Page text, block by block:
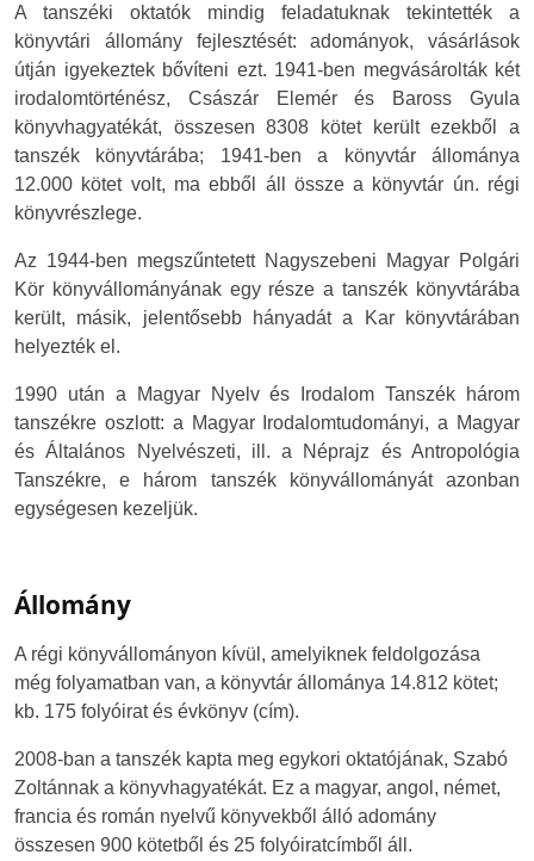
A tanszéki oktatók mindig feladatuknak tekintették a
könyvtári állomány fejlesztését: adományok, vásárlások
útján igyekeztek bővíteni ezt. 1941-ben megvásárolták két
irodalomtörténész, Császár Elemér és Baross Gyula
könyvhagyatékát, összesen 8308 kötet került ezekből a
tanszék könyvtárába; 1941-ben a könyvtár állománya
12.000 kötet volt, ma ebből áll össze a könyvtár ún. régi
könyvrészlege.
Az 1944-ben megszűntetett Nagyszebeni Magyar Polgári
Kör könyvállományának egy része a tanszék könyvtárába
került, másik, jelentősebb hányadát a Kar könyvtárában
helyezték el.
1990 után a Magyar Nyelv és Irodalom Tanszék három
tanszékre oszlott: a Magyar Irodalomtudományi, a Magyar
és Általános Nyelvészeti, ill. a Néprajz és Antropológia
Tanszékre, e három tanszék könyvállományát azonban
egységesen kezeljük.
Állomány
A régi könyvállományon kívül, amelyiknek feldolgozása
még folyamatban van, a könyvtár állománya 14.812 kötet;
kb. 175 folyóirat és évkönyv (cím).
2008-ban a tanszék kapta meg egykori oktatójának, Szabó
Zoltánnak a könyvhagyatékát. Ez a magyar, angol, német,
francia és román nyelvű könyvekből álló adomány
összesen 900 kötetből és 25 folyóiratcímből áll.